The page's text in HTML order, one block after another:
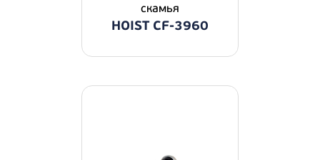
скамья
HOIST CF-3960